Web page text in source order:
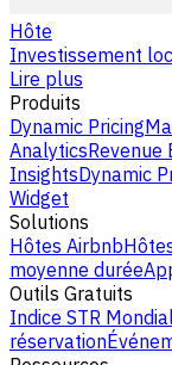
Hôte
Investissement
Lire plus
Produits
Dynamic Pricing
AnalyticsRevenue
InsightsDynamic
Widget
Solutions
Hôtes Airbnb
moyenne durée
Outils Gratuits
Indice STR Mondial
réservation